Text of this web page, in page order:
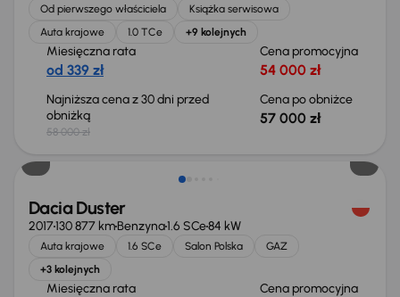
Od pierwszego właściciela
Książka serwisowa
Auta krajowe
1.0 TCe +9 kolejnych
Miesięczna rata
od 339 zł
Cena promocyjna
54 000 zł
Najniższa cena z 30 dni przed
obniżką
58 000 zł
Cena po obniżce
57 000 zł
Dacia Duster
2017130 877 kmBenzyna1.6 SCe84 kW
Auta krajowe 1.6 SCe Salon Polska
GAZ
+3 kolejnych
Miesięczna rata Cena promocyjna